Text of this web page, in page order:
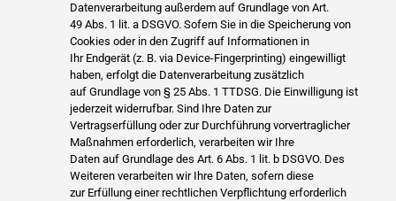
Datenverarbeitung außerdem auf Grundlage von Art.
49 Abs. 1 lit. a DSGVO. Sofern Sie in die Speicherung von
Cookies oder in den Zugriff auf Informationen in
Ihr Endgerät (z. B. via Device-Fingerprinting) eingewilligt
haben, erfolgt die Datenverarbeitung zusätzlich
auf Grundlage von § 25 Abs. 1 TTDSG. Die Einwilligung ist
jederzeit widerrufbar. Sind Ihre Daten zur
Vertragserfüllung oder zur Durchführung vorvertraglicher
Maßnahmen erforderlich, verarbeiten wir Ihre
Daten auf Grundlage des Art. 6 Abs. 1 lit. b DSGVO. Des
Weiteren verarbeiten wir Ihre Daten, sofern diese
zur Erfüllung einer rechtlichen Verpflichtung erforderlich